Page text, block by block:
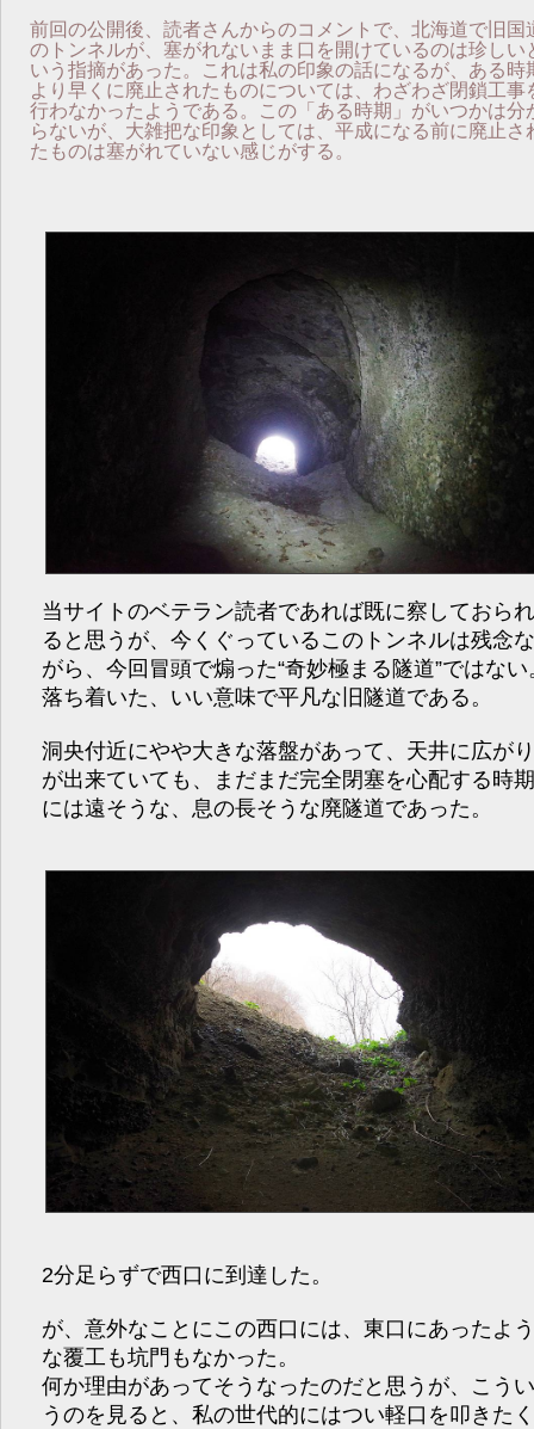
前回の公開後、読者さんからのコメントで、北海道で旧国
のトンネルが、塞がれないまま口を開けているのは珍しい
いう指摘があった。これは私の印象の話になるが、ある時
より早くに廃止されたものについては、わざわざ閉鎖工事
行わなかったようである。この「ある時期」がいつかは分
らないが、大雑把な印象としては、平成になる前に廃止さ
たものは塞がれていない感じがする。
当サイトのベテラン読者であれば既に察しておら
ると思うが、今くぐっているこのトンネルは残念
がら、今回冒頭で煽った“奇妙極まる隧道”ではない
落ち着いた、いい意味で平凡な旧隧道である。
洞央付近にやや大きな落盤があって、天井に広が
が出来ていても、まだまだ完全閉塞を心配する時
には遠そうな、息の長そうな廃隧道であった。
2分足らずで西口に到達した。
が、意外なことにこの西口には、東口にあったよ
な覆工も坑門もなかった。
何か理由があってそうなったのだと思うが、こう
うのを見ると、私の世代的にはつい軽口を叩きた